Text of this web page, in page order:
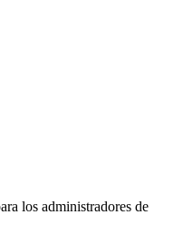
los administradores de